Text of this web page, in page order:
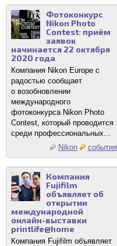
Фотоконкурс
Nikon Photo
Contest: приём
заявок
начинается 22 октября
2020 года
Компания Nikon Europe с
радостью сообщает
о возобновлении
международного
фотоконкурса Nikon Photo
Contest, который проводится
среди профессиональных...
Nikon
события
Компания
Fujifilm
объявляет об
открытии
международной
онлайн-выставки
printlife@home
Компания Fujifilm объявляет